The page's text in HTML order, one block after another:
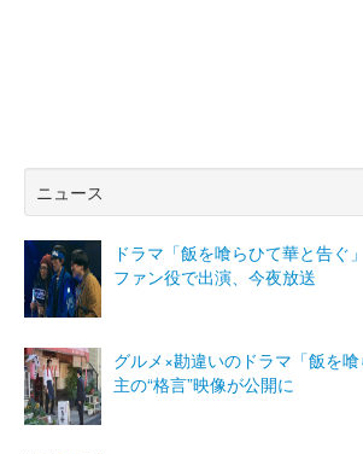
ニュース
ドラマ「飯を喰らひて華と告ぐ
ファン役で出演、今夜放送
グルメ×勘違いのドラマ「飯を
主の“格言”映像が公開に